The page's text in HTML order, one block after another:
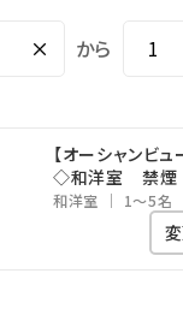
× から
【オーシャンビュ
◇和洋室 禁煙
和洋室 1～5名